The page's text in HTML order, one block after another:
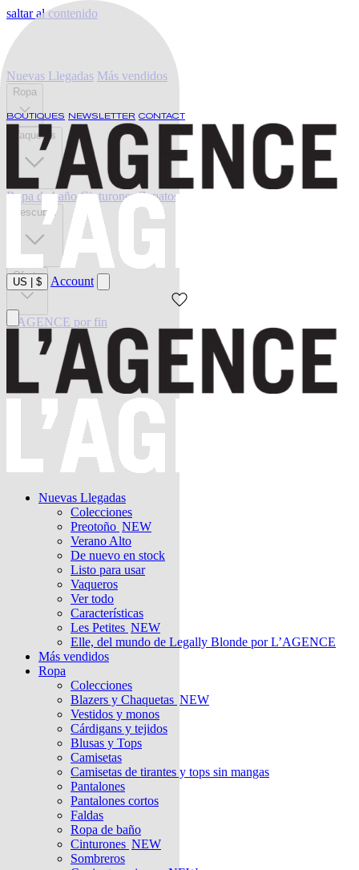
saltar al contenido
BOUTIQUES NEWSLETTER CONTACT
US $ Account
Nuevas Llegadas
Colecciones
Preotoño NEW
Verano Alto
De nuevo en stock
Listo para usar
Vaqueros
Ver todo
Características
Les Petites NEW
Elle, del mundo de Legally Blonde por L’AGENCE
Más vendidos
Ropa
Colecciones
Blazers y Chaquetas NEW
Vestidos y monos
Cárdigans y tejidos
Blusas y Tops
Camisetas
Camisetas de tirantes y tops sin mangas
Pantalones
Pantalones cortos
Faldas
Ropa de baño
Cinturones NEW
Sombreros
Nuevas Llegadas Más vendidos
Ropa
Vaqueros
Ropa de baño Cinturones Zapatos
Descubrir
Oferta
L'AGENCE por fin